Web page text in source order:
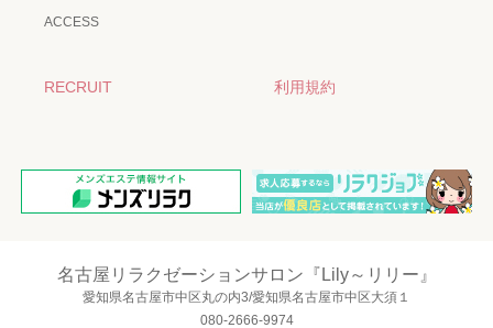
ACCESS
RECRUIT 利用規約
名古屋リラクゼーションサロン『Lily～リリー』
愛知県名古屋市中区丸の内3/愛知県名古屋市中区大須１
080-2666-9974